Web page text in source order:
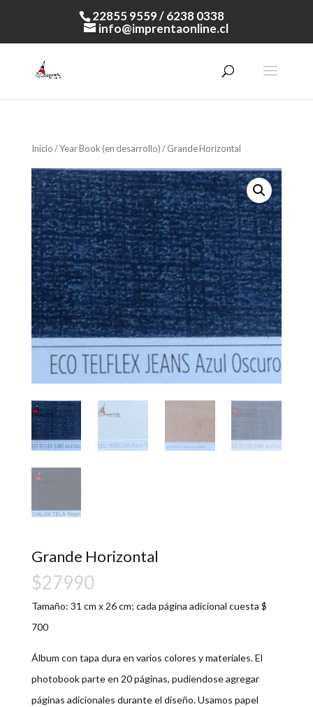
22855 9559 / 6238 0338
info@imprentaonline.cl
Inicio/Year Book (en desarrollo)/ Grande Horizontal
Grande Horizontal
$27990
Tamaño: 31 cm x 26 cm; cada página adicional cuesta $
700
Álbum con tapa dura en varios colores y materiales. El
photobook parte en 20 páginas, pudiendose agregar
páginas adicionales durante el diseño. Usamos papel